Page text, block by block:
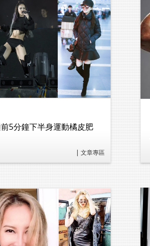
5分鐘下半身運動橘皮肥
| 文章專區